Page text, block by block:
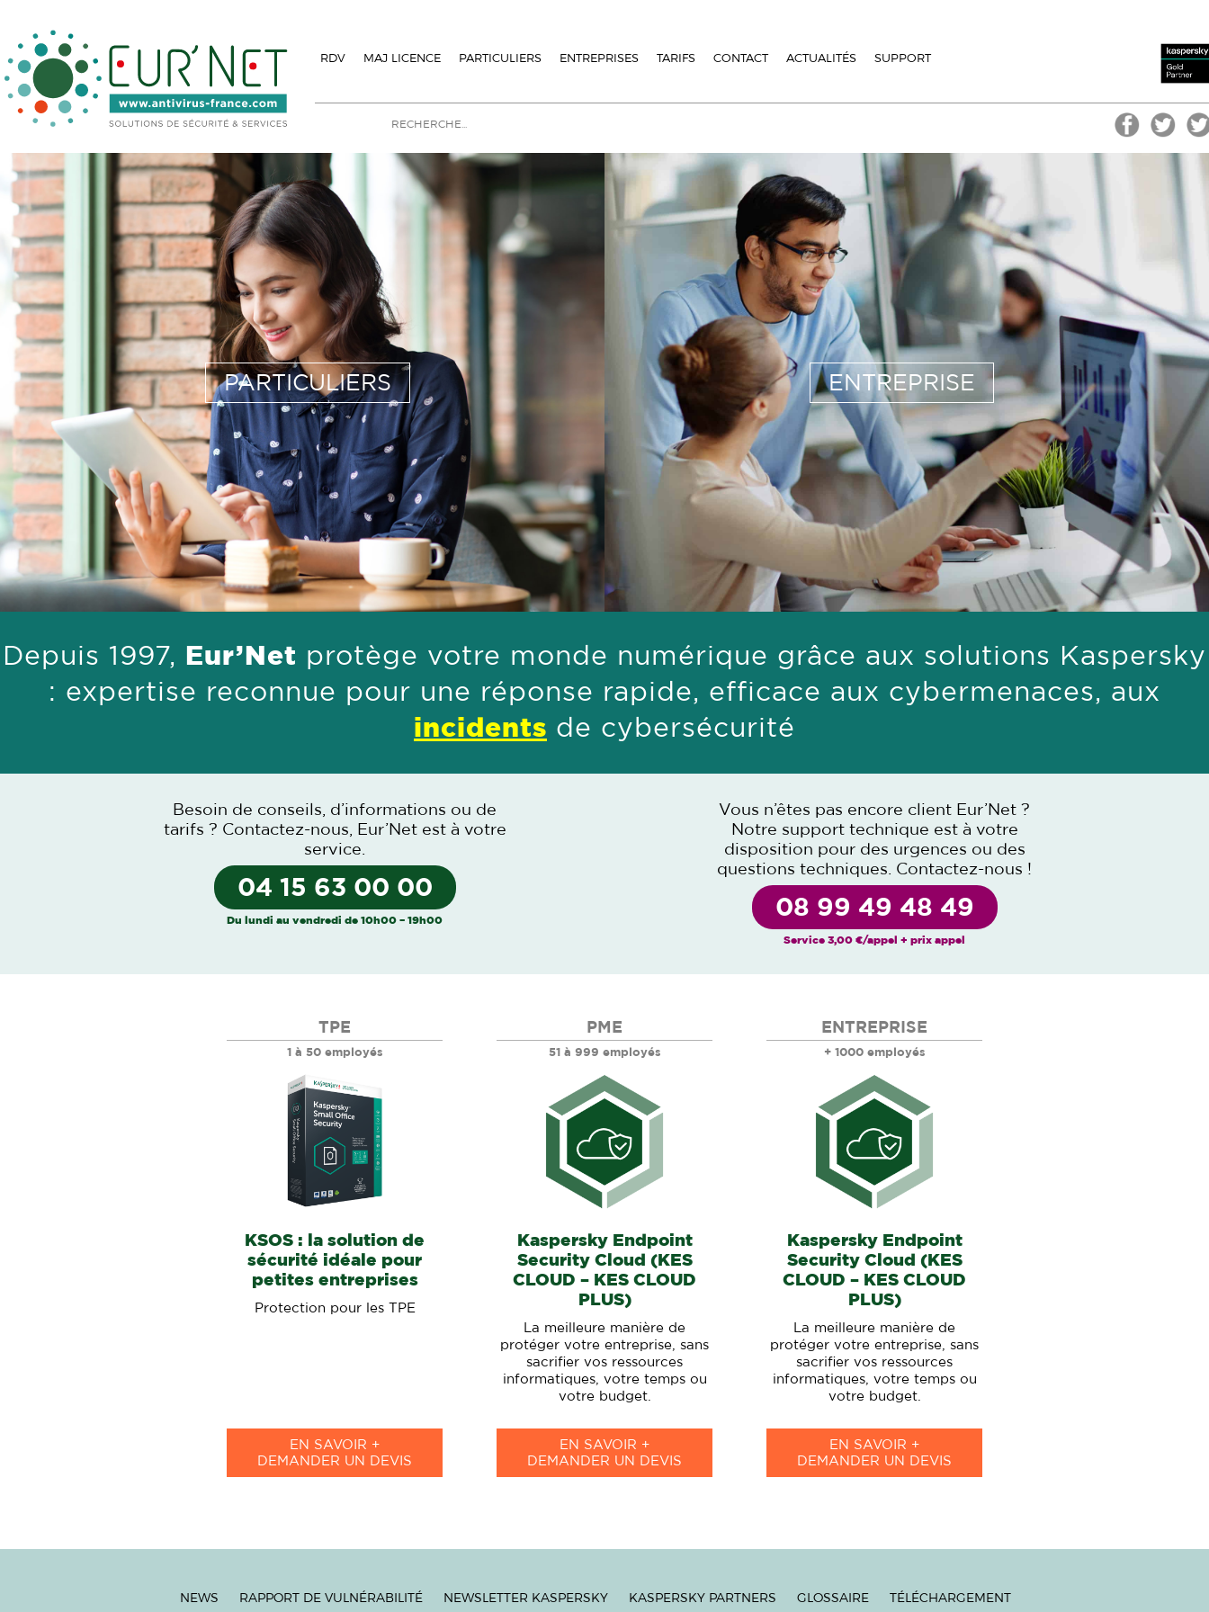
RDV MAJ LICENCE PARTICULIERS ENTREPRISES TARIFS CONTACT ACTUALITÉS SUPPORT
PARTICULIERS ENTREPRISE
Depuis 1997, Eur’Net protège votre monde numérique grâce aux solutions Kaspersky
: expertise reconnue pour une réponse rapide, efficace aux cybermenaces, aux
incidents de cybersécurité
Besoin de conseils, d’informations ou de
tarifs ? Contactez-nous, Eur’Net est à votre
service.
04 15 63 00 00
Du lundi au vendredi de 10h00 – 19h00
Vous n’êtes pas encore client Eur’Net ?
Notre support technique est à votre
disposition pour des urgences ou des
questions techniques. Contactez-nous !
08 99 49 48 49
Service 3,00 €/appel + prix appel
TPE
1 à 50 employés
KSOS : la solution de
sécurité idéale pour
petites entreprises
Protection pour les TPE
EN SAVOIR +
DEMANDER UN DEVIS
PME
51 à 999 employés
Kaspersky Endpoint
Security Cloud (KES
CLOUD – KES CLOUD
PLUS)
La meilleure manière de
protéger votre entreprise, sans
sacrifier vos ressources
informatiques, votre temps ou
votre budget.
EN SAVOIR +
DEMANDER UN DEVIS
ENTREPRISE
+ 1000 employés
Kaspersky Endpoint
Security Cloud (KES
CLOUD – KES CLOUD
PLUS)
La meilleure manière de
protéger votre entreprise, sans
sacrifier vos ressources
informatiques, votre temps ou
votre budget.
EN SAVOIR +
DEMANDER UN DEVIS
NEWS RAPPORT DE VULNÉRABILITÉ NEWSLETTER KASPERSKY KASPERSKY PARTNERS GLOSSAIRE TÉLÉCHARGEMENT